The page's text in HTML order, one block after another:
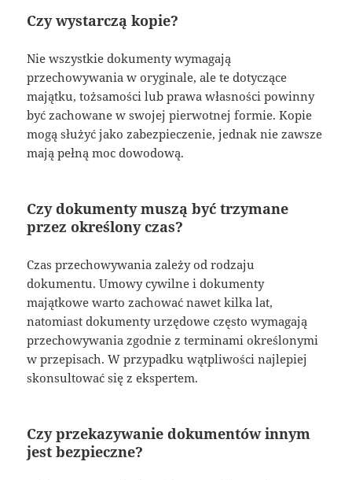
Czy wystarczą kopie?
Nie wszystkie dokumenty wymagają
przechowywania w oryginale, ale te dotyczące
majątku, tożsamości lub prawa własności powinny
być zachowane w swojej pierwotnej formie. Kopie
mogą służyć jako zabezpieczenie, jednak nie zawsze
mają pełną moc dowodową.
Czy dokumenty muszą być trzymane
przez określony czas?
Czas przechowywania zależy od rodzaju
dokumentu. Umowy cywilne i dokumenty
majątkowe warto zachować nawet kilka lat,
natomiast dokumenty urzędowe często wymagają
przechowywania zgodnie z terminami określonymi
w przepisach. W przypadku wątpliwości najlepiej
skonsultować się z ekspertem.
Czy przekazywanie dokumentów innym
jest bezpieczne?